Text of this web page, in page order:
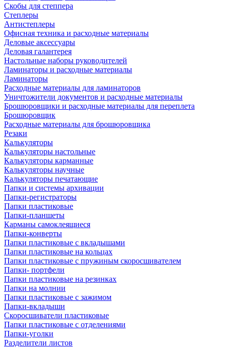
Скобы для степпера
Степлеры
Антистеплеры
Офисная техника и расходные материалы
Деловые аксессуары
Деловая галантерея
Настольные наборы руководителей
Ламинаторы и расходные материалы
Ламинаторы
Расходные материалы для ламинаторов
Уничтожители документов и расходные материалы
Брошюровщики и расходные материалы для переплета
Брошюровщик
Расходные материалы для брошюровщика
Резаки
Калькуляторы
Калькуляторы настольные
Калькуляторы карманные
Калькуляторы научные
Калькуляторы печатающие
Папки и системы архивации
Папки-регистраторы
Папки пластиковые
Папки-планшеты
Карманы самоклеящиеся
Папки-конверты
Папки пластиковые с вкладышами
Папки пластиковые на кольцах
Папки пластиковые с пружиным скоросшивателем
Папки- портфели
Папки пластиковые на резинках
Папки на молнии
Папки пластиковые с зажимом
Папки-вкладыши
Скоросшиватели пластиковые
Папки пластиковые с отделениями
Папки-уголки
Разделители листов